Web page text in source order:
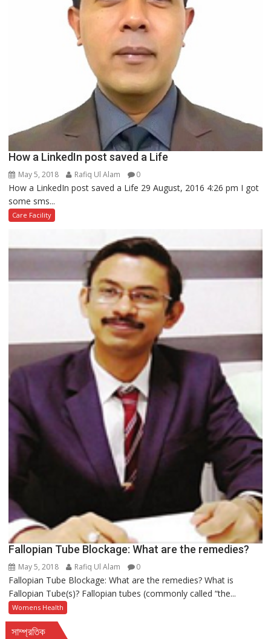
How a LinkedIn post saved a Life
May 5, 2018 Rafiq Ul Alam 0
How a LinkedIn post saved a Life 29 August, 2016 4:26 pm I got
some sms...
Care Facility
Fallopian Tube Blockage: What are the remedies?
May 5, 2018 Rafiq Ul Alam 0
Fallopian Tube Blockage: What are the remedies? What is
Fallopian Tube(s)? Fallopian tubes (commonly called “the...
Womens Health
সাম্প্রতিক